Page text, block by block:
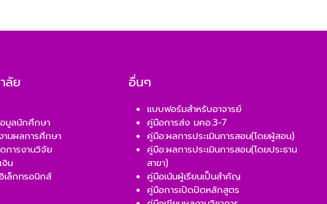
ลัย
มูลนักศึกษา
านผลการศึกษา
การงานวิจัย
งิน
ล็กทรอนิกส์
อื่นๆ
แบบฟอร์มสำหรับอาจารย์
คู่มือการส่ง มคอ.3-7
คู่มือ:ผลการประเมินการสอน(โดยผู้สอน)
คู่มือ:ผลการประเมินการสอน(โดยประธาน
สาขา)
คู่มือเน้นผู้เรียนเป็นสำคัญ
คู่มือการเปิดปิดหลักสูตร